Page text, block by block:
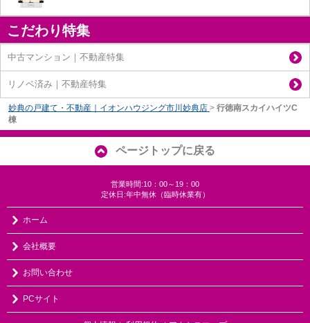
こだわり特集
中古マンション｜不動産特集
リノベ済み｜不動産特集
妙典の戸建て・不動産｜イオンハウジング市川妙典店 > 行徳南スカイハイツC
棟
ページトップに戻る
営業時間:10：00～19：00
定休日:年中無休（臨時休業有）
ホーム
会社概要
お問い合わせ
PCサイト